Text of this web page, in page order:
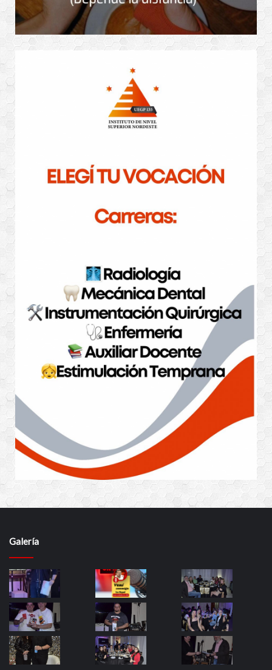
Galería